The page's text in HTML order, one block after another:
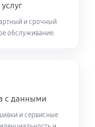
и срочный
обслуживание.
с данными
и сервисные